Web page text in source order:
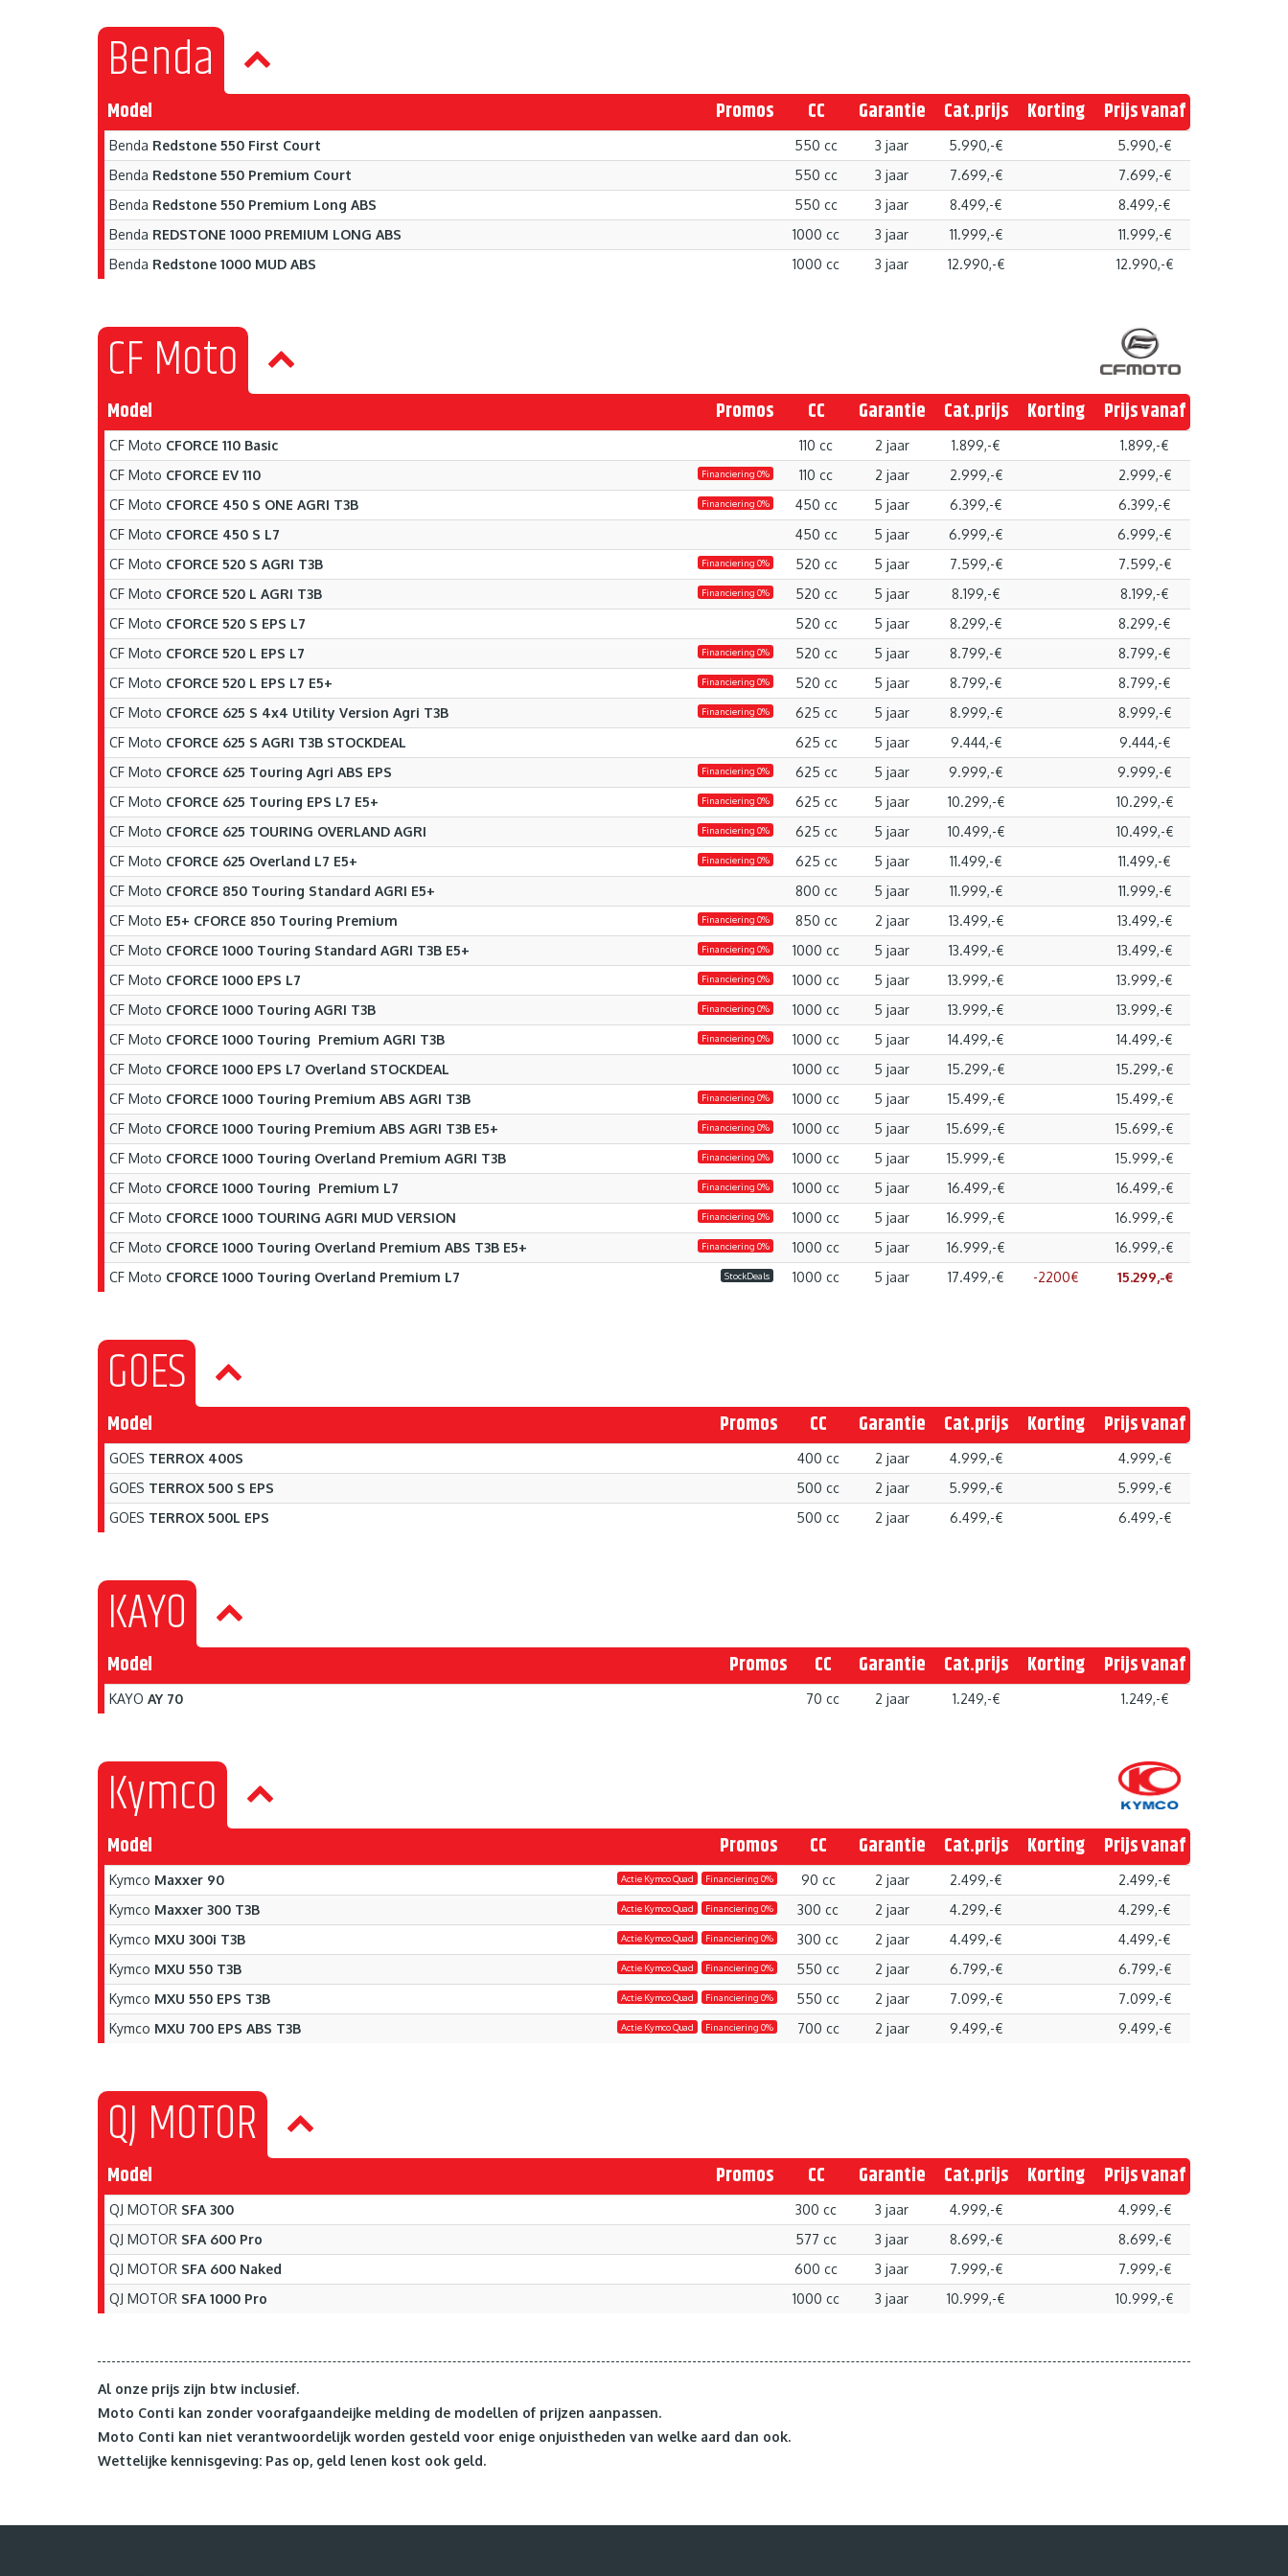
Benda
Model Promos CC Garantie Cat.prijs Korting Prijs vanaf
Benda Redstone 550 First Court 550 cc 3 jaar 5.990,-€
5.990,-€
Benda Redstone 550 Premium Court 550 cc 3 jaar 7.699,-€
7.699,-€
Benda Redstone 550 Premium Long ABS 550 cc 3 jaar 8.499,-€
8.499,-€
Benda REDSTONE 1000 PREMIUM LONG ABS 1000 cc 3 jaar 11.999,-€
11.999,-€
Benda Redstone 1000 MUD ABS 1000 cc 3 jaar 12.990,-€ 12.990,-€
CF Moto
Model Promos CC Garantie Cat.prijs Korting Prijs vanaf
CF Moto CFORCE 110 Basic 110 cc 2 jaar 1.899,-€
1.899,-€
CF Moto CFORCE EV 110 Financiering 0% 110 cc 2 jaar 2.999,-€
2.999,-€
CF Moto CFORCE 450 S ONE AGRI T3B Financiering 0% 450 cc 5 jaar 6.399,-€
6.399,-€
CF Moto CFORCE 450 S L7 450 cc 5 jaar 6.999,-€
6.999,-€
CF Moto CFORCE 520 S AGRI T3B Financiering 0% 520 cc 5 jaar 7.599,-€
7.599,-€
CF Moto CFORCE 520 L AGRI T3B Financiering 0% 520 cc 5 jaar 8.199,-€
8.199,-€
CF Moto CFORCE 520 S EPS L7 520 cc 5 jaar 8.299,-€
8.299,-€
CF Moto CFORCE 520 L EPS L7 Financiering 0% 520 cc 5 jaar 8.799,-€
8.799,-€
CF Moto CFORCE 520 L EPS L7 E5+ Financiering 0% 520 cc 5 jaar 8.799,-€
8.799,-€
CF Moto CFORCE 625 S 4x4 Utility Version Agri T3B Financiering 0% 625 cc 5 jaar 8.999,-€
8.999,-€
CF Moto CFORCE 625 S AGRI T3B STOCKDEAL 625 cc 5 jaar 9.444,-€
9.444,-€
CF Moto CFORCE 625 Touring Agri ABS EPS Financiering 0% 625 cc 5 jaar 9.999,-€
9.999,-€
CF Moto CFORCE 625 Touring EPS L7 E5+ Financiering 0% 625 cc 5 jaar 10.299,-€
10.299,-€
CF Moto CFORCE 625 TOURING OVERLAND AGRI Financiering 0% 625 cc 5 jaar 10.499,-€
10.499,-€
CF Moto CFORCE 625 Overland L7 E5+ Financiering 0% 625 cc 5 jaar 11.499,-€
11.499,-€
CF Moto CFORCE 850 Touring Standard AGRI E5+ 800 cc 5 jaar 11.999,-€
11.999,-€
CF Moto E5+ CFORCE 850 Touring Premium Financiering 0% 850 cc 2 jaar 13.499,-€
13.499,-€
CF Moto CFORCE 1000 Touring Standard AGRI T3B E5+ Financiering 0% 1000 cc 5 jaar 13.499,-€
13.499,-€
CF Moto CFORCE 1000 EPS L7 Financiering 0% 1000 cc 5 jaar 13.999,-€
13.999,-€
CF Moto CFORCE 1000 Touring AGRI T3B Financiering 0% 1000 cc 5 jaar 13.999,-€
13.999,-€
CF Moto CFORCE 1000 Touring Premium AGRI T3B Financiering 0% 1000 cc 5 jaar 14.499,-€
14.499,-€
CF Moto CFORCE 1000 EPS L7 Overland STOCKDEAL 1000 cc 5 jaar 15.299,-€
15.299,-€
CF Moto CFORCE 1000 Touring Premium ABS AGRI T3B Financiering 0% 1000 cc 5 jaar 15.499,-€
15.499,-€
CF Moto CFORCE 1000 Touring Premium ABS AGRI T3B E5+ Financiering 0% 1000 cc 5 jaar 15.699,-€
15.699,-€
CF Moto CFORCE 1000 Touring Overland Premium AGRI T3B Financiering 0% 1000 cc 5 jaar 15.999,-€
15.999,-€
CF Moto CFORCE 1000 Touring Premium L7 Financiering 0% 1000 cc 5 jaar 16.499,-€
16.499,-€
CF Moto CFORCE 1000 TOURING AGRI MUD VERSION Financiering 0% 1000 cc 5 jaar 16.999,-€
16.999,-€
CF Moto CFORCE 1000 Touring Overland Premium ABS T3B E5+ Financiering 0% 1000 cc 5 jaar 16.999,-€
16.999,-€
CF Moto CFORCE 1000 Touring Overland Premium L7 StockDeals 1000 cc 5 jaar 17.499,-€ -2200€ 15.299,-€
GOES
Model Promos CC Garantie Cat.prijs Korting Prijs vanaf
GOES TERROX 400S 400 cc 2 jaar 4.999,-€
4.999,-€
GOES TERROX 500 S EPS 500 cc 2 jaar 5.999,-€
5.999,-€
GOES TERROX 500L EPS 500 cc 2 jaar 6.499,-€ 6.499,-€
KAYO
Model Promos CC Garantie Cat.prijs Korting Prijs vanaf
KAYO AY 70 70 cc 2 jaar 1.249,-€ 1.249,-€
Kymco
Model Promos CC Garantie Cat.prijs Korting Prijs vanaf
Kymco Maxxer 90 Actie Kymco Quad Financiering 0% 90 cc 2 jaar 2.499,-€
2.499,-€
Kymco Maxxer 300 T3B Actie Kymco Quad Financiering 0% 300 cc 2 jaar 4.299,-€
4.299,-€
Kymco MXU 300i T3B Actie Kymco Quad Financiering 0% 300 cc 2 jaar 4.499,-€
4.499,-€
Kymco MXU 550 T3B Actie Kymco Quad Financiering 0% 550 cc 2 jaar 6.799,-€
6.799,-€
Kymco MXU 550 EPS T3B Actie Kymco Quad Financiering 0% 550 cc 2 jaar 7.099,-€
7.099,-€
Kymco MXU 700 EPS ABS T3B Actie Kymco Quad Financiering 0% 700 cc 2 jaar 9.499,-€ 9.499,-€
QJ MOTOR
Model Promos CC Garantie Cat.prijs Korting Prijs vanaf
QJ MOTOR SFA 300 300 cc 3 jaar 4.999,-€
4.999,-€
QJ MOTOR SFA 600 Pro 577 cc 3 jaar 8.699,-€
8.699,-€
QJ MOTOR SFA 600 Naked 600 cc 3 jaar 7.999,-€
7.999,-€
QJ MOTOR SFA 1000 Pro 1000 cc 3 jaar 10.999,-€ 10.999,-€
Al onze prijs zijn btw inclusief.
Moto Conti kan zonder voorafgaandeijke melding de modellen of prijzen aanpassen.
Moto Conti kan niet verantwoordelijk worden gesteld voor enige onjuistheden van welke aard dan ook.
Wettelijke kennisgeving: Pas op, geld lenen kost ook geld.